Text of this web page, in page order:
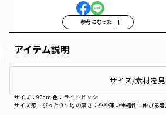
参考になった 1
サイズ感 ：ぴったり 生地の厚さ ：やや薄い伸縮性 ：伸びる
サイズ：90cm色：ライトピンク
アイテム説明
サイズ/素材を